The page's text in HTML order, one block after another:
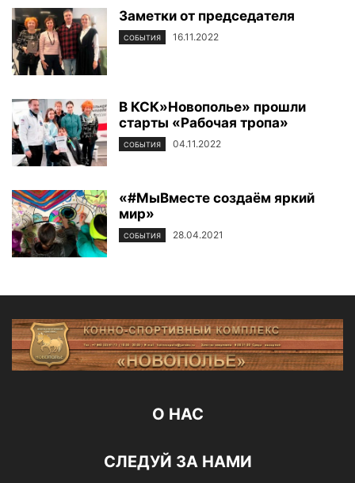
Заметки от председателя
СОБЫТИЯ 16.11.2022
В КСК»Новополье» прошли
старты «Рабочая тропа»
СОБЫТИЯ 04.11.2022
«#МыВместе создаём яркий
мир»
СОБЫТИЯ 28.04.2021
О НАС
СЛЕДУЙ ЗА НАМИ